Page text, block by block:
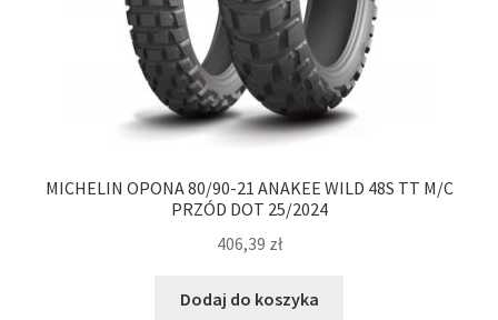
MICHELIN OPONA 80/90-21 ANAKEE WILD 48S TT M/C
PRZÓD DOT 25/2024
406,39 zł
Dodaj do koszyka